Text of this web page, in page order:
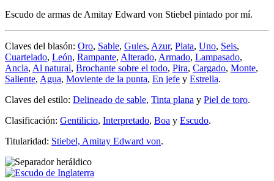
Escudo de armas de Amitay Edward von Stiebel pintado por mí.
Claves del blasón: Oro, Sable, Gules, Azur, Plata, Uno, Seis,
Cuartelado, León, Rampante, Alterado, Armado, Lampasado,
Ancla, Al natural, Brochante sobre el todo, Pira, Cargado, Monte,
Saliente, Agua, Moviente de la punta, En jefe y Estrella.
Claves del estilo: Delineado de sable, Tinta plana y Piel de toro.
Clasificación: Gentilicio, Interpretado, Boa y Escudo.
Titularidad: Stiebel, Amitay Edward von.